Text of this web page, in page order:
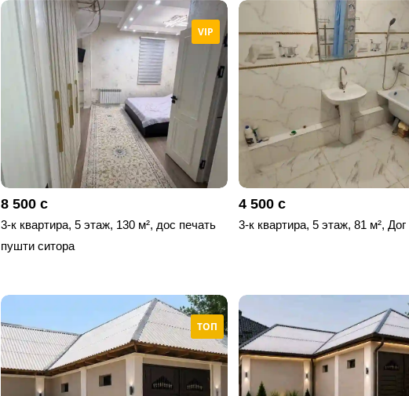
VIP
8 500 с
3-к квартира, 5 этаж, 130 м², дос печать
пушти ситора
4 500 с
3-к квартира, 5 этаж, 81 м², Дог
ТОП